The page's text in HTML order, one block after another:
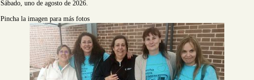
Sábado, uno de agosto de 2026.
Pincha la imagen para más fotos